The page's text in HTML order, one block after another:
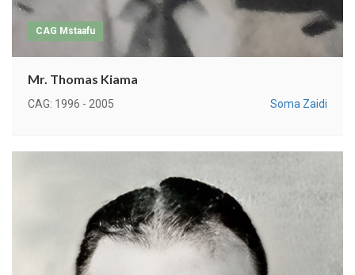
CAG Mstaafu
Mr. Thomas Kiama
CAG: 1996 - 2005 Soma Zaidi